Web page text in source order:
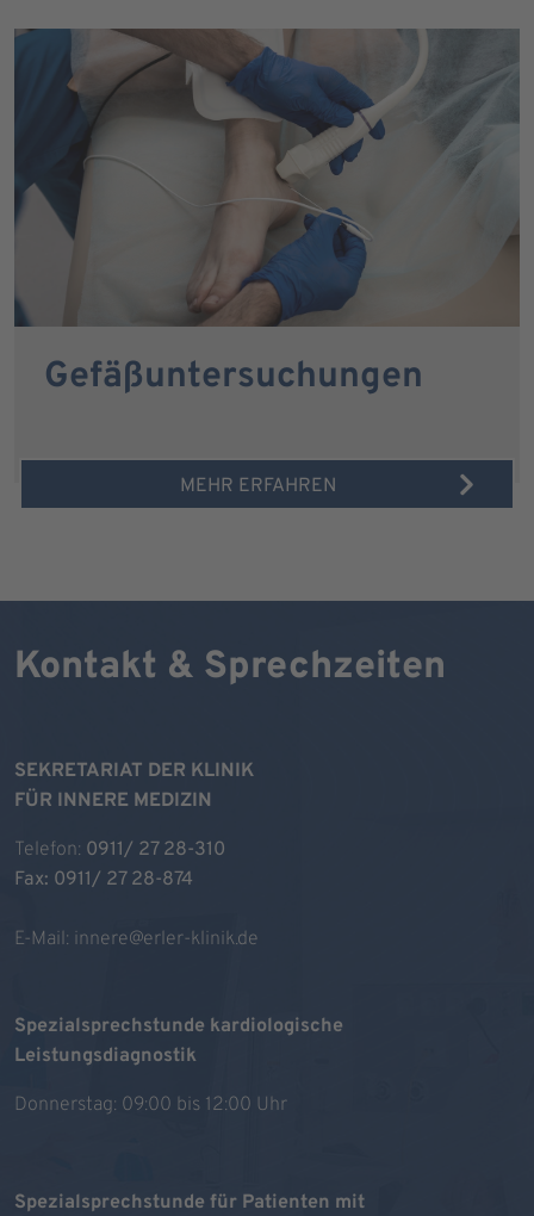
Gefäßuntersuchungen
MEHR ERFAHREN
Kontakt & Sprechzeiten
SEKRETARIAT DER KLINIK
FÜR INNERE MEDIZIN
Telefon: 0911/ 27 28-310
Fax: 0911/ 27 28-874
E-Mail: innere@erler-klinik.de
Spezialsprechstunde kardiologische
Leistungsdiagnostik
Donnerstag: 09:00 bis 12:00 Uhr
Spezialsprechstunde für Patienten mit